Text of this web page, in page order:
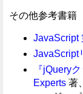
その他参考書籍
JavaScript
JavaScript
『jQuery
Experts著、